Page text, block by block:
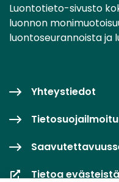
Luontotieto-sivusto
luonnon
luontoseurannoista ja
Yhteystiedot
Tietoa evästeistä